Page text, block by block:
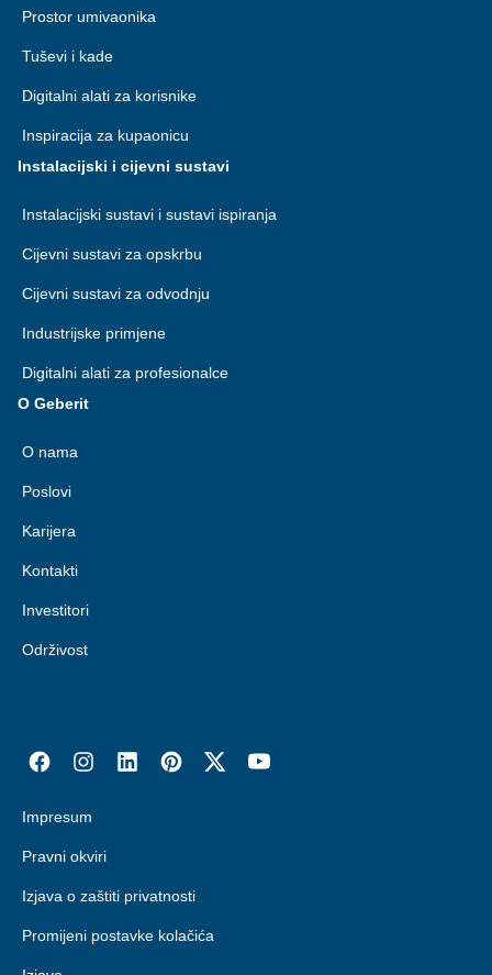
Prostor umivaonika
Tuševi i kade
Digitalni alati za korisnike
Inspiracija za kupaonicu
Instalacijski i cijevni sustavi
Instalacijski sustavi i sustavi ispiranja
Cijevni sustavi za opskrbu
Cijevni sustavi za odvodnju
Industrijske primjene
Digitalni alati za profesionalce
O Geberit
O nama
Poslovi
Karijera
Kontakti
Investitori
Održivost
Impresum
Pravni okviri
Izjava o zaštiti privatnosti
Promijeni postavke kolačića